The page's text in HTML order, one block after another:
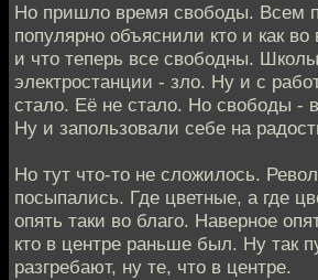
Но пришло время свободы. Всем
популярно объяснили кто и как
и что теперь все свободны.
электростанции - зло. Ну и с
стало. Её не стало. Но свободы -
Ну и запользовали себе на
Но тут что-то не сложилось.
посыпались. Где цветные, а где
опять таки во благо. Наверное
кто в центре раньше был. Ну так
разгребают, ну те, что в центре.